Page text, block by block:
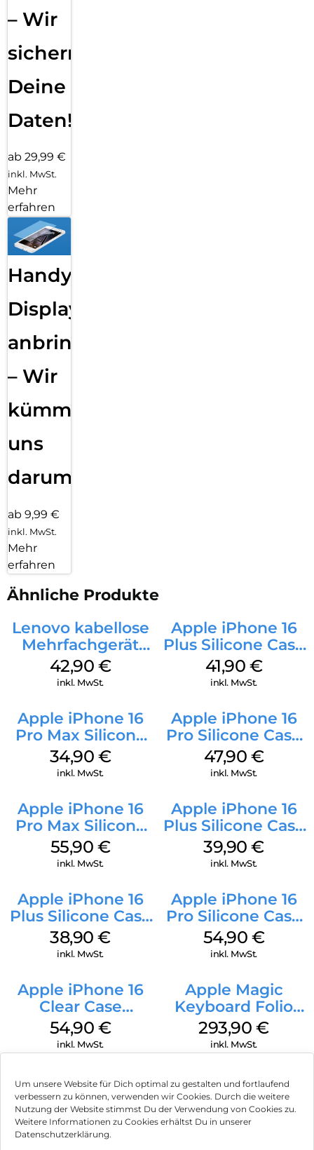
Um unsere Website für Dich optimal zu gestalten und fortlaufend
verbessern zu können, verwenden wir Cookies. Durch die weitere
Nutzung der Website stimmst Du der Verwendung von Cookies zu.
Weitere Informationen zu Cookies erhältst Du in unserer
Datenschutzerklärung.
– Wir
sichern
Deine
Daten!
ab 29,99 €
inkl. MwSt.
Mehr
erfahren
Handy
Displayfolie
anbringen
– Wir
kümmern
uns
darum!
ab 9,99 €
inkl. MwSt.
Mehr
erfahren
Ähnliche Produkte
Lenovo kabellose
Mehrfachgerät
Luna Grey
42,90 €
inkl. MwSt.
Apple iPhone 16
Plus Silicone Case
MagSafe Stone
Gray
41,90 €
inkl. MwSt.
Apple iPhone 16
Pro Max Silicone
Case MagSafe
Denim
34,90 €
inkl. MwSt.
Apple iPhone 16
Pro Silicone Case
MagSafe Denim
47,90 €
inkl. MwSt.
Apple iPhone 16
Pro Max Silicone
Case MagSafe
Stone Gray
55,90 €
inkl. MwSt.
Apple iPhone 16
Plus Silicone Case
MagSafe Plum
39,90€
inkl. MwSt.
Apple iPhone 16
Plus Silicone Case
MagSafe Denim
38,90€
inkl. MwSt.
Apple iPhone 16
Pro Silicone Case
MagSafe Black
54,90 €
inkl. MwSt.
Apple iPhone 16
Clear Case
MagSafe
Transparent
54,90 €
inkl. MwSt.
Apple Magic
Keyboard Folio
iPad 10.9″ (10.Gen.)
Weiß
293,90€
inkl. MwSt.
Impressum